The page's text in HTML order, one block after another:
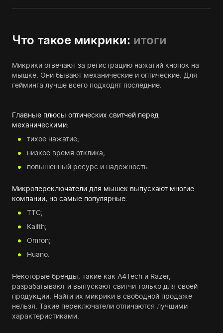
Что такое микрики: итоги
Микрики отвечают за регистрацию нажатий кнопок на
мышке. Они бывают механические и оптические. Для
гейминга лучше всего подходят последние.
Главные плюсы оптических свитчей перед
механическими:
тихое нажатие;
низкое время отклика;
повышенный ресурс и надежность.
Микропереключатели для мышек выпускают многие
компании, но самые популярные:
TTC;
Kailth;
Omron;
Huano.
Некоторые бренды, такие как A4Tech и Razer,
разрабатывают и выпускают свитчи только для своей
продукции. Найти их микрики в свободной продаже
нельзя. Такие переключатели отличаются лучшими
характеристиками.